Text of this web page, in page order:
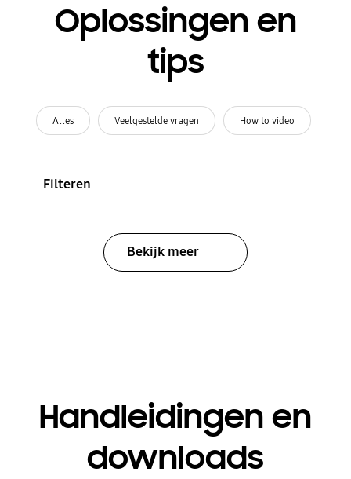
Oplossingen en
tips
Alles Veelgestelde vragen How to video
Filteren
Bekijk meer
Handleidingen en
downloads